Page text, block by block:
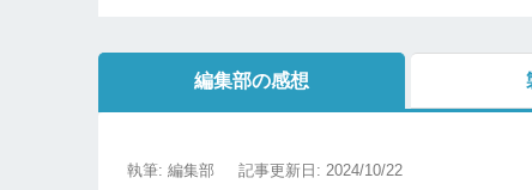
編集部の感想
執筆: 編集部 記事更新日: 2024/10/22